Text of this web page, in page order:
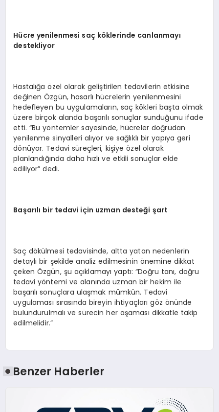
Hücre yenilenmesi saç köklerinde canlanmayı
destekliyor
Hastalığa özel olarak geliştirilen tedavilerin etkisine
değinen Özgün, hasarlı hücrelerin yenilenmesini
hedefleyen bu uygulamaların, saç kökleri başta olmak
üzere birçok alanda başarılı sonuçlar sunduğunu ifade
etti. “Bu yöntemler sayesinde, hücreler doğrudan
yenilenme sinyalleri alıyor ve sağlıklı bir yapıya geri
dönüyor. Tedavi süreçleri, kişiye özel olarak
planlandığında daha hızlı ve etkili sonuçlar elde
ediliyor” dedi.
Başarılı bir tedavi için uzman desteği şart
Saç dökülmesi tedavisinde, altta yatan nedenlerin
detaylı bir şekilde analiz edilmesinin önemine dikkat
çeken Özgün, şu açıklamayı yaptı: “Doğru tanı, doğru
tedavi yöntemi ve alanında uzman bir hekim ile
başarılı sonuçlara ulaşmak mümkün. Tedavi
uygulaması sırasında bireyin ihtiyaçları göz önünde
bulundurulmalı ve sürecin her aşaması dikkatle takip
edilmelidir.”
Benzer Haberler